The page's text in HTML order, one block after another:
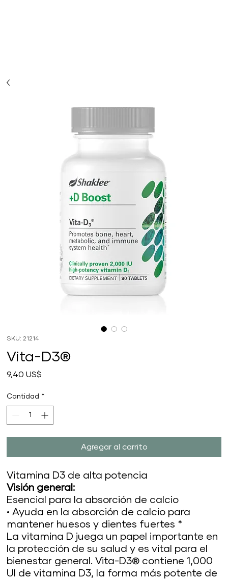
SKU: 21214
Vita-D3®
9,40 US$
Cantidad *
Agregar al carrito
Vitamina D3 de alta potencia
Visión general:
Esencial para la absorción de calcio
• Ayuda en la absorción de calcio para
mantener huesos y dientes fuertes *
La vitamina D juega un papel importante en
la protección de su salud y es vital para el
bienestar general. Vita-D3® contiene 1,000
UI de vitamina D3, la forma más potente de